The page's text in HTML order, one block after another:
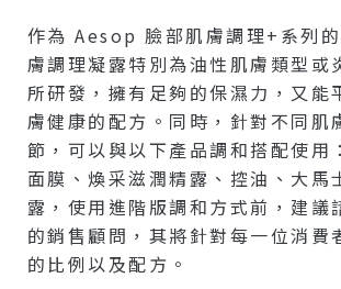
作為 Aesop 臉部肌膚調理+系列
膚調理凝露特別為油性肌膚類型或
所研發，擁有足夠的保濕力，又能
膚健康的配方。同時，針對不同肌
節，可以與以下產品調和搭配使用
面膜、煥采滋潤精露、控油、大馬
露，使用進階版調和方式前，建議
的銷售顧問，其將針對每一位消費
的比例以及配方。